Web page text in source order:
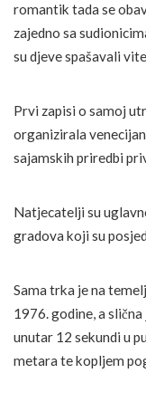
romantik tada se
zajedno sa
su djeve spašavali
Prvi zapisi o samoj
organizirala
sajamskih priredbi
Natjecatelji su
gradova koji su
Sama trka je na
1976. godine, a
unutar 12 sekundi u
metara te kopljem